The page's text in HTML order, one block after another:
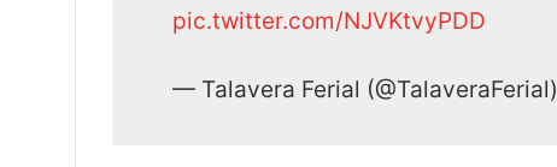
pic.twitter.com/NJVKtvyPDD
— Talavera Ferial (@TalaveraFerial)